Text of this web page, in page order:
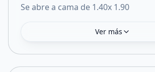
Se abre a cama de 1.40x 1.90
Ver más